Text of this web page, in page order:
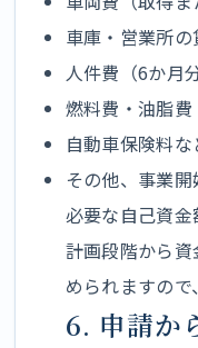
車庫・営業所の
人件費（6か月
燃料費・油脂費
自動車保険料
その他、事業
必要な自己資
計画段階から
められますので
6. 申請か